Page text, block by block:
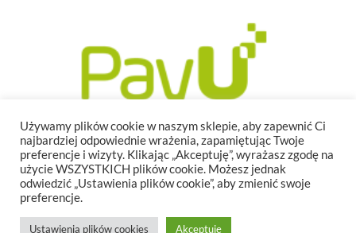
Używamy plików cookie w naszym sklepie, aby zapewnić Ci
najbardziej odpowiednie wrażenia, zapamiętując Twoje
preferencje i wizyty. Klikając „Akceptuję”, wyrażasz zgodę na
użycie WSZYSTKICH plików cookie. Możesz jednak
odwiedzić „Ustawienia plików cookie”, aby zmienić swoje
preferencje.
Ustawienia plików cookies Akceptuję